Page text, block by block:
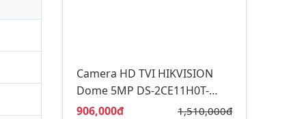
Camera HD TVI HIKVISION
Dome 5MP DS-2CE11H0T-
PIRLO
Giá bán:
906,000đ Giá gốc:
1,510,000đ